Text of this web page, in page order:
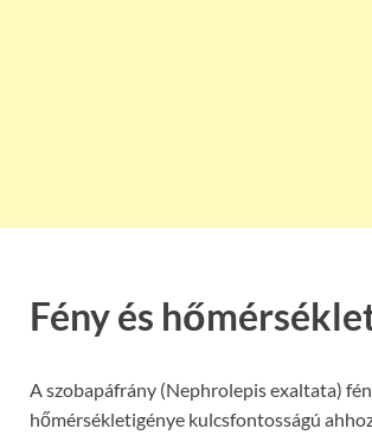
Fény és
A szobapáfrány (Nephrolepis exaltata)
hőmérsékletigénye kulcsfontosságú